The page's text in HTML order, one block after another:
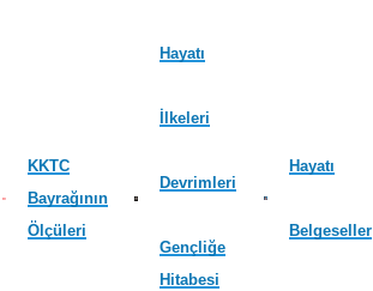
KKTC
Bayrağının
Ölçüleri
Hayatı
İlkeleri
Devrimleri
Gençliğe
Hitabesi
Hayatı
Belgeseller